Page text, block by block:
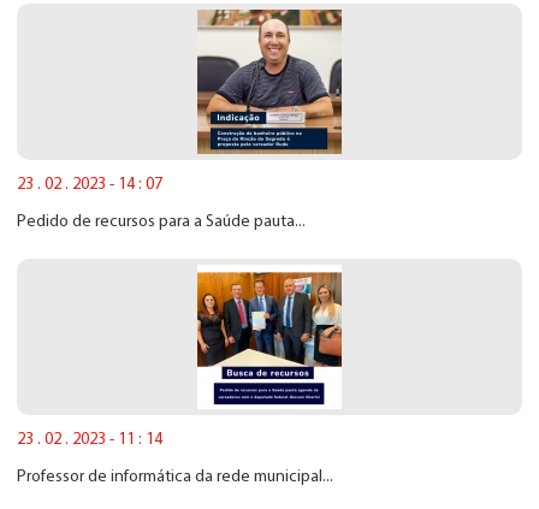
23 . 02 . 2023 - 14 : 07
Pedido de recursos para a Saúde pauta...
23 . 02 . 2023 - 11 : 14
Professor de informática da rede municipal...